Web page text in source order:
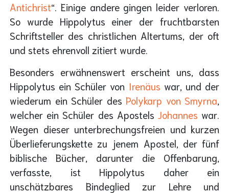
Antichrist“. Einige andere gingen leider verloren.
So wurde Hippolytus einer der fruchtbarsten
Schriftsteller des christlichen Altertums, der oft
und stets ehrenvoll zitiert wurde.
Besonders erwähnenswert erscheint uns, dass
Hippolytus ein Schüler von Irenäus war, und der
wiederum ein Schüler des Polykarp von Smyrna
welcher ein Schüler des Apostels Johannes war.
Wegen dieser unterbrechungsfreien und kurzen
Überlieferungskette zu jenem Apostel, der fünf
biblische Bücher, darunter die Offenbarung,
verfasste, ist Hippolytus daher ein
unschätzbares Bindeglied zur Lehre und